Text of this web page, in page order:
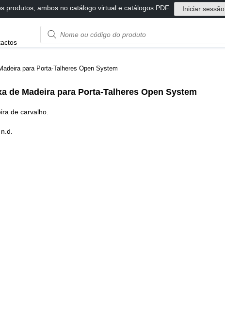
produtos, ambos no catálogo virtual e catálogos PDF. Iniciar sessão
Product
name
code
para Porta-Talheres Open System
de Madeira para Porta-Talheres Open System
de carvalho.
n.d.